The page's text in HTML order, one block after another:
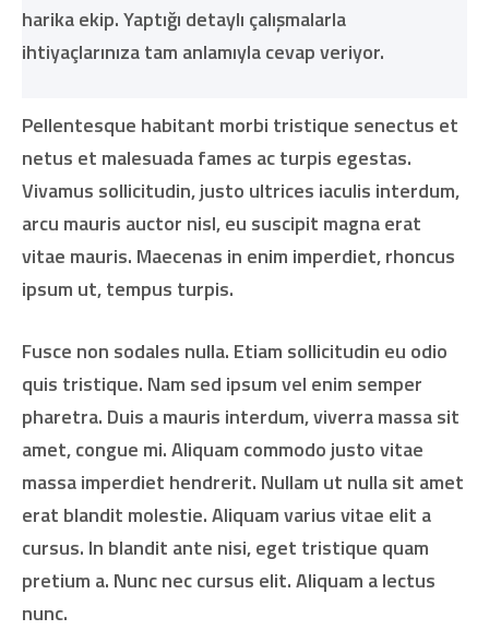
harika ekip. Yaptığı detaylı çalışmalarla
ihtiyaçlarınıza tam anlamıyla cevap veriyor.
Pellentesque habitant morbi tristique senectus et
netus et malesuada fames ac turpis egestas.
Vivamus sollicitudin, justo ultrices iaculis interdum,
arcu mauris auctor nisl, eu suscipit magna erat
vitae mauris. Maecenas in enim imperdiet, rhoncus
ipsum ut, tempus turpis.
Fusce non sodales nulla. Etiam sollicitudin eu odio
quis tristique. Nam sed ipsum vel enim semper
pharetra. Duis a mauris interdum, viverra massa sit
amet, congue mi. Aliquam commodo justo vitae
massa imperdiet hendrerit. Nullam ut nulla sit amet
erat blandit molestie. Aliquam varius vitae elit a
cursus. In blandit ante nisi, eget tristique quam
pretium a. Nunc nec cursus elit. Aliquam a lectus
nunc.